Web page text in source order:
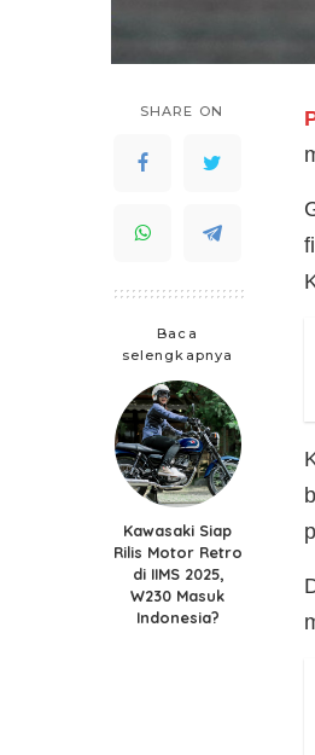
SHARE ON
Baca
selengkapnya
Kawasaki Siap
Rilis Motor Retro
di IIMS 2025,
W230 Masuk
Indonesia?